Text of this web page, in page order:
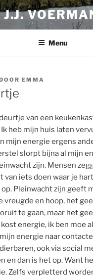
Menu
EMMA
van een
Ik heb mijn huis laten
mijn energie ergens
slorpt bijna al mijn
zijn. Mensen
van iets doen waar je
Pleinwacht zijn geeft
vreugde en hoop, het
te gaan, maar het
energie, ik ben moe
energie naar
ook via social
en dan is het op. Want
Zelfs verpletterd